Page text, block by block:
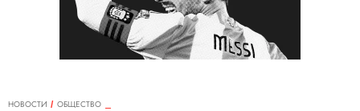
НОВОСТИ
ОБЩЕСТВО